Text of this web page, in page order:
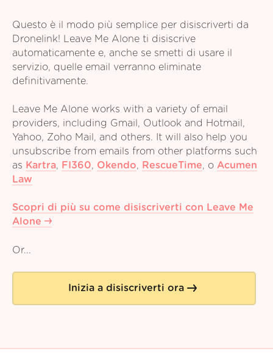
Questo è il modo più semplice per disiscriverti da
Dronelink! Leave Me Alone ti disiscrive
automaticamente e, anche se smetti di usare il
servizio, quelle email verranno eliminate
definitivamente.
Leave Me Alone works with a variety of email
providers, including Gmail, Outlook and Hotmail,
Yahoo, Zoho Mail, and others. It will also help you
unsubscribe from emails from other platforms such
as Kartra, FI360, Okendo, RescueTime, o Acumen
Law
Scopri di più su come disiscriverti con Leave Me
Alone
Or...
Inizia a disiscriverti ora